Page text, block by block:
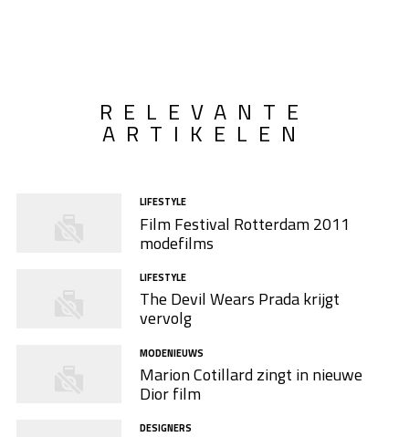
RELEVANTE
ARTIKELEN
LIFESTYLE
Film Festival Rotterdam 2011
modefilms
LIFESTYLE
The Devil Wears Prada krijgt
vervolg
MODENIEUWS
Marion Cotillard zingt in nieuwe
Dior film
DESIGNERS